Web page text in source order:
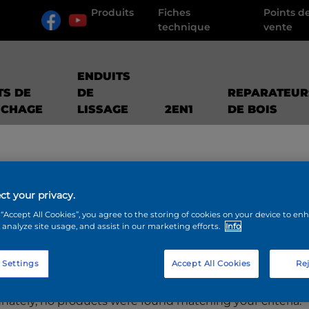
Produits
Fiches
technique
Points
vente
DE
ENDUITS
DE
LISSAGE
2EN1
DE BOIS
no products were found matching your criteria.
your privacy.
All Cookies”, you agree to the storing of cookies on your device to
analyze site usage, and assist in our marketing efforts.
Info
Settings Accept All Cookies